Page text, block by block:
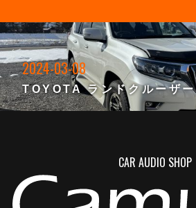
2024-03-08
CAR AUDIO SHOP